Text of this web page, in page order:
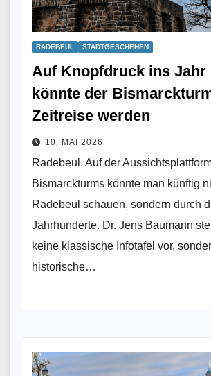
RADEBEUL STADTGESCHEHEN
Auf Knopfdruck ins Jahr
könnte der
Zeitreise werden
10. MAI 2026
Radebeul. Auf der
Bismarckturms könnte man künftig
Radebeul schauen, sondern durch
Jahrhunderte. Dr. Jens Baumann
keine klassische Infotafel vor,
historische…